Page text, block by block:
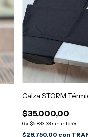
Calza STORM
$35.000,00
6x $5.833,33 sin interés
$29.750,00 con